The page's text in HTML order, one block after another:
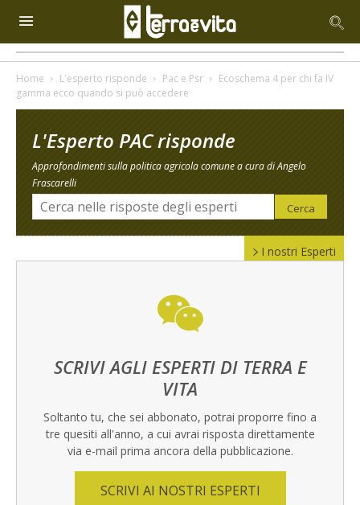
Home L'esperto risponde Pac e Psr
Ecoschema 4 per chi fa IV
gamma ecco quando si può accedere
L'Esperto PAC risponde
Approfondimenti sulla politica agricola comune a cura di Angelo
Frascarelli
I nostri Esperti
SCRIVI AGLI ESPERTI DI TERRA E
VITA
Soltanto tu, che sei abbonato, potrai proporre fino a
tre quesiti all'anno, a cui avrai risposta direttamente
via e-mail prima ancora della pubblicazione.
SCRIVI AI NOSTRI ESPERTI